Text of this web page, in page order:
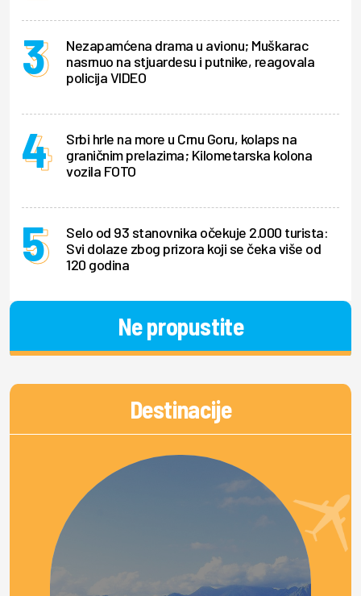
Nezapamćena drama u avionu; Muškarac
nasrnuo na stjuardesu i putnike, reagovala
policija VIDEO
Srbi hrle na more u Crnu Goru, kolaps na
graničnim prelazima; Kilometarska kolona
vozila FOTO
Selo od 93 stanovnika očekuje 2.000 turista:
Svi dolaze zbog prizora koji se čeka više od
120 godina
Ne propustite
Destinacije